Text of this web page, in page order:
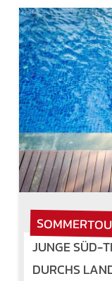
JUNGE SÜD-
DURCHS